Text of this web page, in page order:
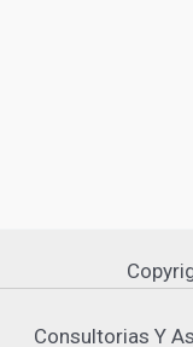
Consultorias Y